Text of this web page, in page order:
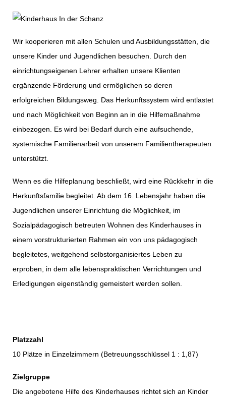
Wir kooperieren mit allen Schulen und Ausbildungsstätten, die
unsere Kinder und Jugendlichen besuchen. Durch den
einrichtungseigenen Lehrer erhalten unsere Klienten
ergänzende Förderung und ermöglichen so deren
erfolgreichen Bildungsweg. Das Herkunftssystem wird entlastet
und nach Möglichkeit von Beginn an in die Hilfemaßnahme
einbezogen. Es wird bei Bedarf durch eine aufsuchende,
systemische Familienarbeit von unserem Familientherapeuten
unterstützt.
Wenn es die Hilfeplanung beschließt, wird eine Rückkehr in die
Herkunftsfamilie begleitet. Ab dem 16. Lebensjahr haben die
Jugendlichen unserer Einrichtung die Möglichkeit, im
Sozialpädagogisch betreuten Wohnen des Kinderhauses in
einem vorstrukturierten Rahmen ein von uns pädagogisch
begleitetes, weitgehend selbstorganisiertes Leben zu
erproben, in dem alle lebenspraktischen Verrichtungen und
Erledigungen eigenständig gemeistert werden sollen.
Platzzahl
10 Plätze in Einzelzimmern (Betreuungsschlüssel 1 : 1,87)
Zielgruppe
Die angebotene Hilfe des Kinderhauses richtet sich an Kinder